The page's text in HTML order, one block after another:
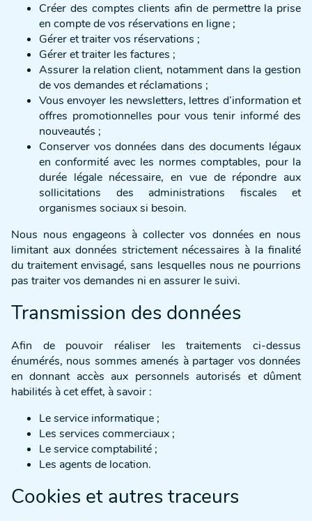
Créer des comptes clients afin de permettre la prise
en compte de vos réservations en ligne ;
Gérer et traiter vos réservations ;
Gérer et traiter les factures ;
Assurer la relation client, notamment dans la gestion
de vos demandes et réclamations ;
Vous envoyer les newsletters, lettres d’information et
offres promotionnelles pour vous tenir informé des
nouveautés ;
Conserver vos données dans des documents légaux
en conformité avec les normes comptables, pour la
durée légale nécessaire, en vue de répondre aux
sollicitations des administrations fiscales et
organismes sociaux si besoin.
Nous nous engageons à collecter vos données en nous
limitant aux données strictement nécessaires à la finalité
du traitement envisagé, sans lesquelles nous ne pourrions
pas traiter vos demandes ni en assurer le suivi.
Transmission des données
Afin de pouvoir réaliser les traitements ci-dessus
énumérés, nous sommes amenés à partager vos données
en donnant accès aux personnels autorisés et dûment
habilités à cet effet, à savoir :
Le service informatique ;
Les services commerciaux ;
Le service comptabilité ;
Les agents de location.
Cookies et autres traceurs